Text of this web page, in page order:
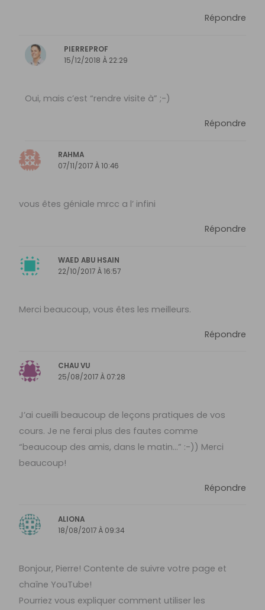
Répondre
PIERREPROF
15/12/2018 À 22:29
Oui, mais c’est “rendre visite à” ;-)
Répondre
RAHMA
07/11/2017 À 10:46
vous êtes géniale mrcc a l’ infini
Répondre
WAED ABU HSAIN
22/10/2017 À 16:57
Merci beaucoup, vous êtes les meilleurs.
Répondre
CHAU VU
25/08/2017 À 07:28
J’ai cueilli beaucoup de leçons pratiques de vos
cours. Je ne ferai plus des fautes comme
“beaucoup des amis, dans le matin…” :-)) Merci
beaucoup!
Répondre
ALIONA
18/08/2017 À 09:34
Bonjour, Pierre! Contente de suivre votre page et
chaîne YouTube!
Pourriez vous expliquer comment utiliser les